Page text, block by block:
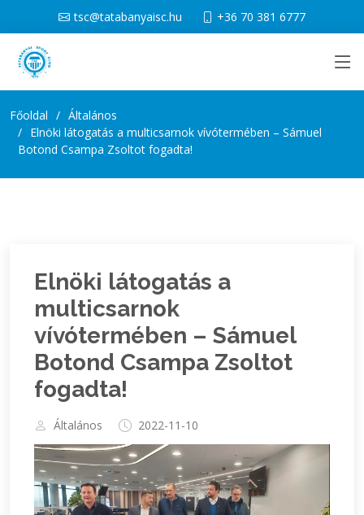
tsc@tatabanyaisc.hu +36 70 381 6777
Főoldal
Általános
Elnöki látogatás a multicsarnok vívótermében – Sámuel
Botond Csampa Zsoltot fogadta!
Elnöki látogatás a
multicsarnok
vívótermében – Sámuel
Botond Csampa Zsoltot
fogadta!
Általános 2022-11-10